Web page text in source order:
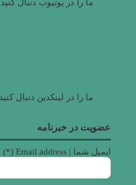
ما را در یوتیوب دنبال کنید
ما را در لینکدین دنبال کنید
عضویت در خبرنامه
ایمیل شما | Email address (*)